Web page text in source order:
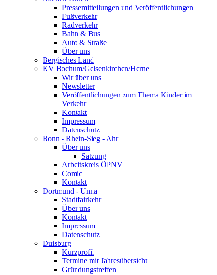
Pressemitteilungen und Veröffentlichungen
Fußverkehr
Radverkehr
Bahn & Bus
Auto & Straße
Über uns
Bergisches Land
KV Bochum/Gelsenkirchen/Herne
Wir über uns
Newsletter
Veröffentlichungen zum Thema Kinder im
Verkehr
Kontakt
Impressum
Datenschutz
Bonn - Rhein-Sieg - Ahr
Über uns
Satzung
Arbeitskreis ÖPNV
Comic
Kontakt
Dortmund - Unna
Stadtfairkehr
Über uns
Kontakt
Impressum
Datenschutz
Duisburg
Kurzprofil
Termine mit Jahresübersicht
Gründungstreffen